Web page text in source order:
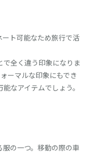
ト可能なため旅行で活
全く違う印象になりま
ーマルな印象にもでき
なアイテムでしょう。
の一つ。移動の際の車